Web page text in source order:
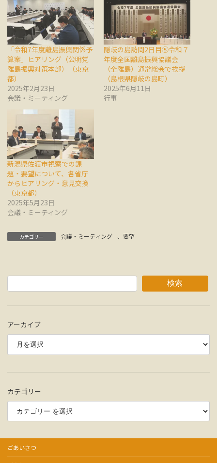
「令和7年度離島振興関係予
算案」ヒアリング（公明党
離島振興対策本部）（東京
都）
2025年2月23日
会議・ミーティング
隠岐の島訪問2日目⑤令和７
年度全国離島振興協議会
（全離島）通常総会で挨拶
（島根県隠岐の島町）
2025年6月11日
行事
新潟県佐渡市視察での課
題・要望について、各省庁
からヒアリング・意見交換
（東京都）
2025年5月23日
会議・ミーティング
カテゴリー 会議・ミーティング 、 要望
検索
アーカイブ
カテゴリー
ごあいさつ